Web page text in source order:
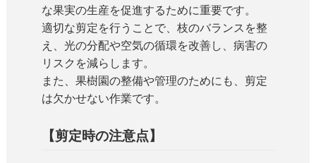
な果実の生産を促進するために重要です。
適切な剪定を行うことで、枝のバランスを整
え、光の分配や空気の循環を改善し、病害の
リスクを減らします。
また、果樹園の整備や管理のためにも、剪定
は欠かせない作業です。
【剪定時の注意点】